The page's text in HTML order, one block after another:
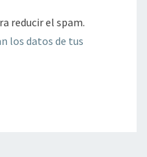
reducir el spam.
los datos de tus